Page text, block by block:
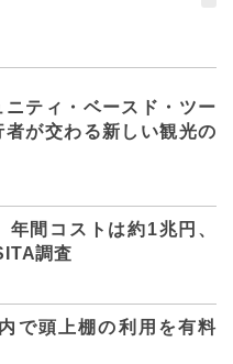
ティ・ベースド・ツー
が交わる新しい観光の
間コストは約1兆円、
調査
で頭上棚の利用を有料